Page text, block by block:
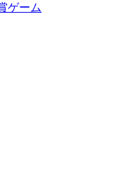
ゲーム